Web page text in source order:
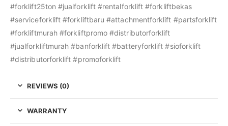
#forklift25ton #jualforklift #rentalforklift #forkliftbekas
#serviceforklift #forkliftbaru #attachmentforklift #partsforklift
#forkliftmurah #forkliftpromo #distributorforklift
#jualforkliftmurah #banforklift #batteryforklift #sioforklift
#distributorforklift #promoforklift
REVIEWS (0)
WARRANTY